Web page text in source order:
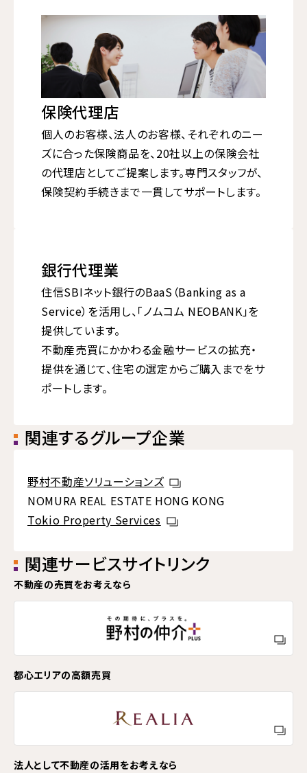
保険代理店
個人のお客様、法人のお客様、それぞれのニー
ズに合った保険商品を、20社以上の保険会社
の代理店としてご提案します。専門スタッフが、
保険契約手続きまで一貫してサポートします。
銀行代理業
住信SBIネット銀行のBaaS（Banking as a
Service）を活用し、「ノムコム NEOBANK」を
提供しています。
不動産売買にかかわる金融サービスの拡充・
提供を通じて、住宅の選定からご購入までをサ
ポートします。
関連するグループ企業
野村不動産ソリューションズ
NOMURA REAL ESTATE HONG KONG
Tokio Property Services
関連サービスサイトリンク
不動産の売買をお考えなら
都心エリアの高額売買
法人として不動産の活用をお考えなら